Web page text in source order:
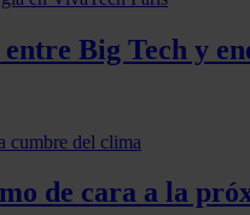
Big Tech y
de cara a la